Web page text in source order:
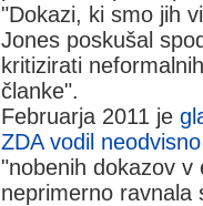
"Dokazi, ki smo jih
Jones poskušal
kritizirati
članke".
Februarja 2011 je
ZDA vodil
"nobenih dokazov
neprimerno ravnala